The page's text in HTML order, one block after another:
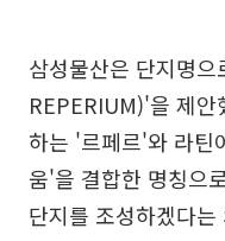
삼성물산은 단지명
REPERIUM)'을 제
하는 '르페르'와 라틴
움'을 결합한 명칭으
단지를 조성하겠다